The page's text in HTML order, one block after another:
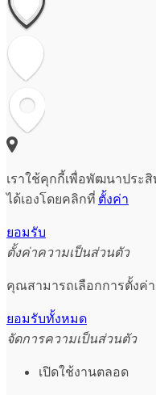
เราใช้คุกกี้เพื่อพัฒนาประ
ได้เองโดยคลิกที่ ตั้งค่า
ยอมรับ
ตั้งค่าความเป็นส่วนตัว
คุณสามารถเลือกการตั้งค่
ยอมรับทั้งหมด
จัดการความเป็นส่วนตัว
เปิดใช้งานตลอด